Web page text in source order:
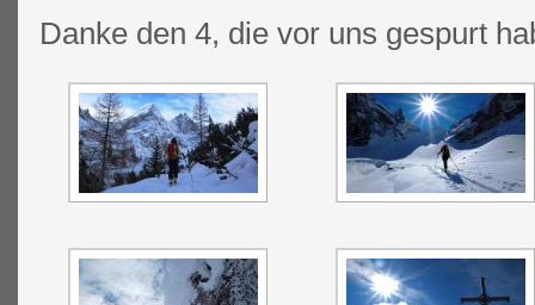
Danke den 4, die vor uns gespurt